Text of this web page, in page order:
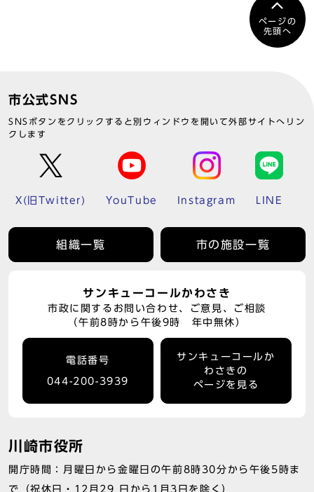
ページの
先頭へ
市公式SNS
SNSボタンをクリックすると別ウィンドウを開いて外部サイトへリン
クします
X(旧Twitter) YouTube Instagram LINE
組織一覧 市の施設一覧
サンキューコールかわさき
市政に関するお問い合わせ、ご意見、ご相談
（午前8時から午後9時 年中無休）
電話番号
044-200-3939
サンキューコールか
わさきの
ページを見る
川崎市役所
開庁時間：月曜日から金曜日の午前8時30分から午後5時ま
で（祝休日・12月29 日から1月3日を除く）